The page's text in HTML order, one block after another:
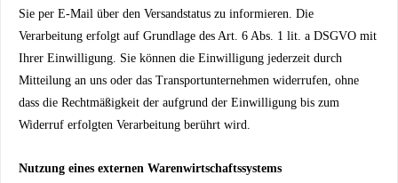
Sie per E-Mail über den Versandstatus zu informieren. Die
Verarbeitung erfolgt auf Grundlage des Art. 6 Abs. 1 lit. a DSGVO mit
Ihrer Einwilligung. Sie können die Einwilligung jederzeit durch
Mitteilung an uns oder das Transportunternehmen widerrufen, ohne
dass die Rechtmäßigkeit der aufgrund der Einwilligung bis zum
Widerruf erfolgten Verarbeitung berührt wird.
Nutzung eines externen Warenwirtschaftssystems